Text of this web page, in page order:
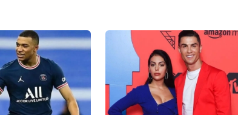
দুইজন আটক